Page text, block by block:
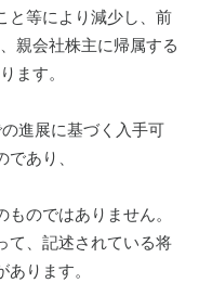
と等により減少し、前
親会社株主に帰属する
ます。
進展に基づく入手可
あり、
のではありません。
て、記述されている将
ります。